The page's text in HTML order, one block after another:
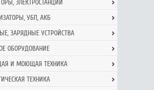
ЭЛЕКТРОСТАНЦИИ
УБП, АКБ
ЗАРЯДНЫЕ УСТРОЙСТВА
ОБОРУДОВАНИЕ
И МОЮЩАЯ ТЕХНИКА
ТЕХНИКА